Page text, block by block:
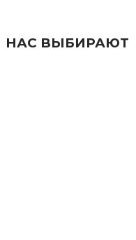
НАС ВЫБИРАЮТ